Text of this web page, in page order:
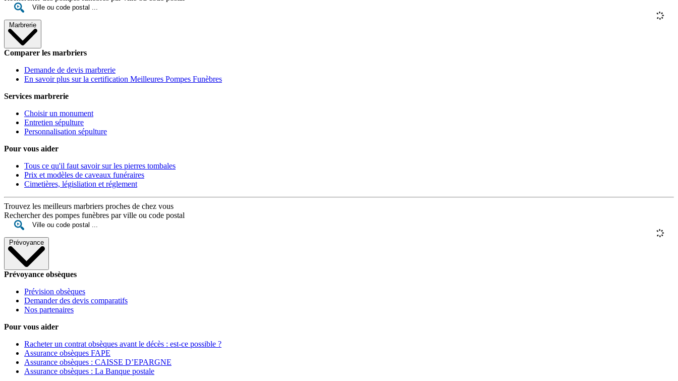
Marbrerie
Comparer les marbriers
Demande de devis marbrerie
En savoir plus sur la certification Meilleures Pompes Funèbres
Services marbrerie
Choisir un monument
Entretien sépulture
Personnalisation sépulture
Pour vous aider
Tous ce qu'il faut savoir sur les pierres tombales
Prix et modèles de caveaux funéraires
Cimetières, législiation et réglement
Trouvez les meilleurs marbriers proches de chez vous
Rechercher des pompes funèbres par ville ou code postal
Prévoyance
Prévoyance obsèques
Prévision obsèques
Demander des devis comparatifs
Nos partenaires
Pour vous aider
Racheter un contrat obsèques avant le décès : est-ce possible ?
Assurance obsèques FAPE
Assurance obsèques : CAISSE D’EPARGNE
Assurance obsèques : La Banque postale